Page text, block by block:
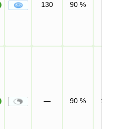
130 90 %
— 90 % 10